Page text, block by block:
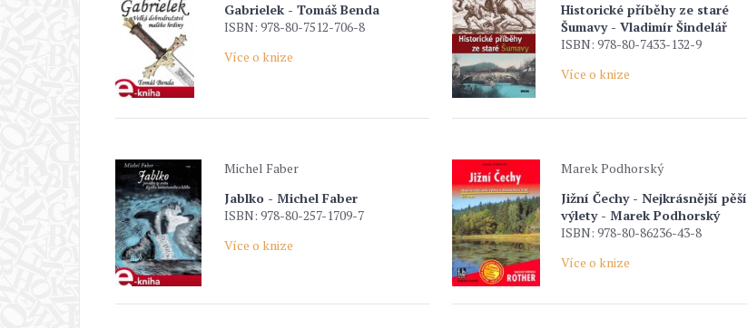
Gabrielek - Tomáš Benda
ISBN: 978-80-7512-706-8
Více o knize
Historické příběhy ze staré
Šumavy - Vladimír Šindelář
ISBN: 978-80-7433-132-9
Více o knize
Michel Faber
Jablko - Michel Faber
ISBN: 978-80-257-1709-7
Více o knize
Marek Podhorský
Jižní Čechy - Nejkrásnější pěší
výlety - Marek Podhorský
ISBN: 978-80-86236-43-8
Více o knize